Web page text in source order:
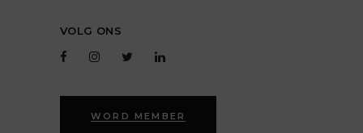
VOLG ONS
WORD MEMBER